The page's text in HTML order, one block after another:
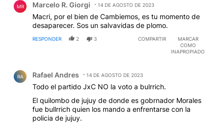
MR Marcelo R. Giorgi 14 DE AGOSTO DE 2023
Macri, por el bien de Cambiemos, es tu momento de
desaparecer. Sos un salvavidas de plomo.
RESPONDER 2 3 COMPARTIR
MARCAR
COMO
INAPROPIADO
RA Rafael Andres 14 DE AGOSTO DE 2023
Todo el partido JxC NO la voto a bulrrich.
El quilombo de jujuy de donde es gobrnador Morales
fue bullrrich quien los mando a enfrentarse con la
policia de jujuy.